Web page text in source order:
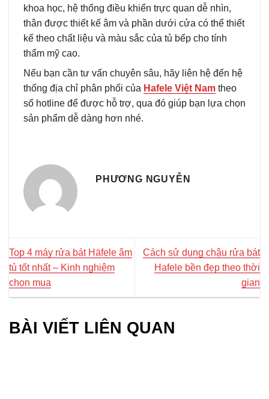
khoa học, hệ thống điều khiển trực quan dễ nhìn,
thân được thiết kế âm và phần dưới cửa có thể thiết
kế theo chất liệu và màu sắc của tủ bếp cho tính
thẩm mỹ cao.
Nếu bạn cần tư vấn chuyên sâu, hãy liên hệ đến hệ
thống địa chỉ phân phối của Hafele Việt Nam theo
số hotline để được hỗ trợ, qua đó giúp bạn lựa chọn
sản phẩm dễ dàng hơn nhé.
PHƯƠNG NGUYỄN
Top 4 máy rửa bát Häfele âm
tủ tốt nhất – Kinh nghiệm
chọn mua
Cách sử dụng chậu rửa bát
Hafele bền đẹp theo thời
gian
BÀI VIẾT LIÊN QUAN